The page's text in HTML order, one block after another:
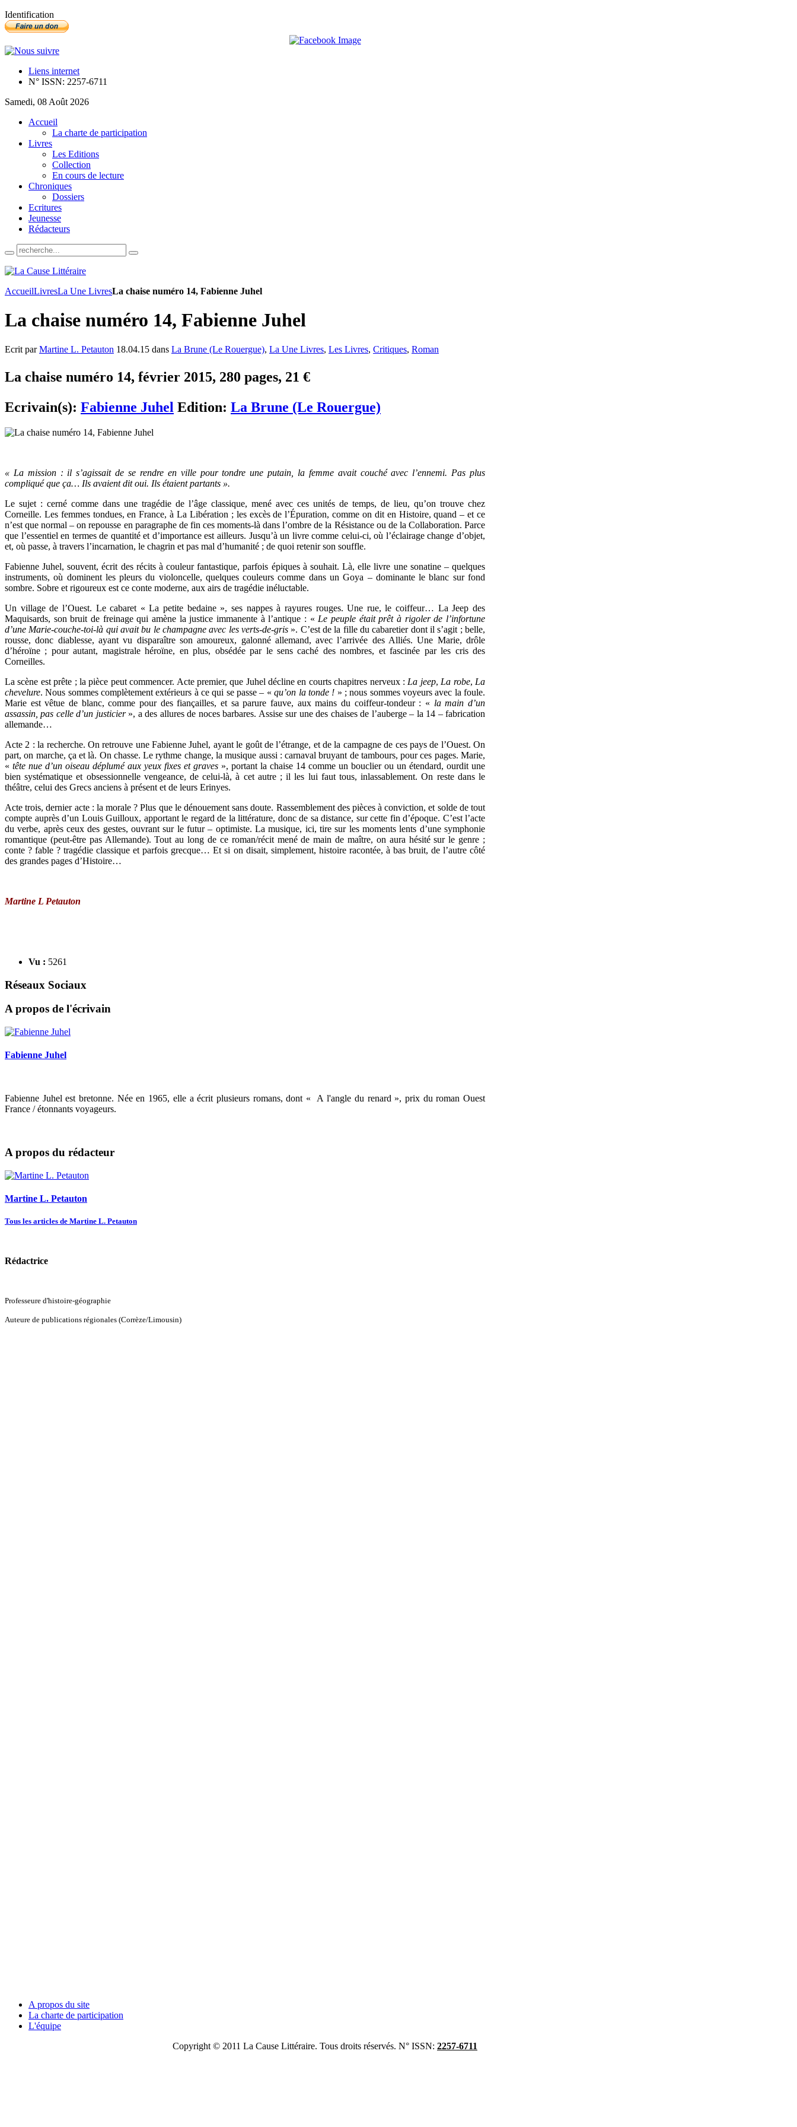
Identification
Liens internet
N° ISSN: 2257-6711
Samedi, 08 Août 2026
Accueil
La charte de participation
Livres
Les Editions
Collection
En cours de lecture
Chroniques
Dossiers
Ecritures
Jeunesse
Rédacteurs
AccueilLivresLa Une LivresLa chaise numéro 14, Fabienne Juhel
La chaise numéro 14, Fabienne Juhel
Ecrit parMartine L. Petauton 18.04.15 dans La Brune (Le Rouergue), La Une Livres, Les Livres, Critiques, Roman
La chaise numéro 14, février 2015, 280 pages, 21 €
Ecrivain(s): Fabienne Juhel Edition: La Brune (Le Rouergue)
« La mission : il s’agissait de se rendre en ville pour tondre une putain, la femme avait couché avec l’ennemi. Pas plus
compliqué que ça… Ils avaient dit oui. Ils étaient partants ».
Le sujet : cerné comme dans une tragédie de l’âge classique, mené avec ces unités de temps, de lieu, qu’on trouve chez
Corneille. Les femmes tondues, en France, à La Libération ; les excès de l’Épuration, comme on dit en Histoire, quand – et ce
n’est que normal – on repousse en paragraphe de fin ces moments-là dans l’ombre de la Résistance ou de la Collaboration. Parce
que l’essentiel en termes de quantité et d’importance est ailleurs. Jusqu’à un livre comme celui-ci, où l’éclairage change d’objet,
et, où passe, à travers l’incarnation, le chagrin et pas mal d’humanité ; de quoi retenir son souffle.
Fabienne Juhel, souvent, écrit des récits à couleur fantastique, parfois épiques à souhait. Là, elle livre une sonatine – quelques
instruments, où dominent les pleurs du violoncelle, quelques couleurs comme dans un Goya – dominante le blanc sur fond
sombre. Sobre et rigoureux est ce conte moderne, aux airs de tragédie inéluctable.
Un village de l’Ouest. Le cabaret « La petite bedaine », ses nappes à rayures rouges. Une rue, le coiffeur… La Jeep des
Maquisards, son bruit de freinage qui amène la justice immanente à l’antique : « Le peuple était prêt à rigoler de l’infortune
d’une Marie-couche-toi-là qui avait bu le champagne avec les verts-de-gris ». C’est de la fille du cabaretier dont il s’agit ; belle,
rousse, donc diablesse, ayant vu disparaître son amoureux, galonné allemand, avec l’arrivée des Alliés. Une Marie, drôle
d’héroïne ; pour autant, magistrale héroïne, en plus, obsédée par le sens caché des nombres, et fascinée par les cris des
Corneilles.
La scène est prête ; la pièce peut commencer. Acte premier, que Juhel décline en courts chapitres nerveux : La jeep, La robe, La
chevelure. Nous sommes complètement extérieurs à ce qui se passe – «qu’on la tonde ! » ; nous sommes voyeurs avec la foule.
Marie est vêtue de blanc, comme pour des fiançailles, et sa parure fauve, aux mains du coiffeur-tondeur : « la main d’un
assassin, pas celle d’un justicier», a des allures de noces barbares. Assise sur une des chaises de l’auberge – la 14 – fabrication
allemande…
Acte 2 : la recherche. On retrouve une Fabienne Juhel, ayant le goût de l’étrange, et de la campagne de ces pays de l’Ouest. On
part, on marche, ça et là. On chasse. Le rythme change, la musique aussi : carnaval bruyant de tambours, pour ces pages. Marie,
« tête nue d’un oiseau déplumé aux yeux fixes et graves », portant la chaise 14 comme un bouclier ou un étendard, ourdit une
bien systématique et obsessionnelle vengeance, de celui-là, à cet autre ; il les lui faut tous, inlassablement. On reste dans le
théâtre, celui des Grecs anciens à présent et de leurs Erinyes.
Acte trois, dernier acte : la morale ? Plus que le dénouement sans doute. Rassemblement des pièces à conviction, et solde de tout
compte auprès d’un Louis Guilloux, apportant le regard de la littérature, donc de sa distance, sur cette fin d’époque. C’est l’acte
du verbe, après ceux des gestes, ouvrant sur le futur – optimiste. La musique, ici, tire sur les moments lents d’une symphonie
romantique (peut-être pas Allemande). Tout au long de ce roman/récit mené de main de maître, on aura hésité sur le genre ;
conte ? fable ? tragédie classique et parfois grecque… Et si on disait, simplement, histoire racontée, à bas bruit, de l’autre côté
des grandes pages d’Histoire…
Martine L Petauton
Vu : 5261
Réseaux Sociaux
A propos de l'écrivain
Fabienne Juhel
Fabienne Juhel est bretonne. Née en 1965, elle a écrit plusieurs romans, dont « A l'angle du renard », prix du roman Ouest
France / étonnants voyageurs.
A propos du rédacteur
Martine L. Petauton
Tous les articles de Martine L. Petauton
Rédactrice
Professeure d'histoire-géographie
Auteure de publications régionales (Corrèze/Limousin)
A propos du site
La charte de participation
L'équipe
Copyright © 2011 La Cause Littéraire. Tous droits réservés. N° ISSN: 2257-6711